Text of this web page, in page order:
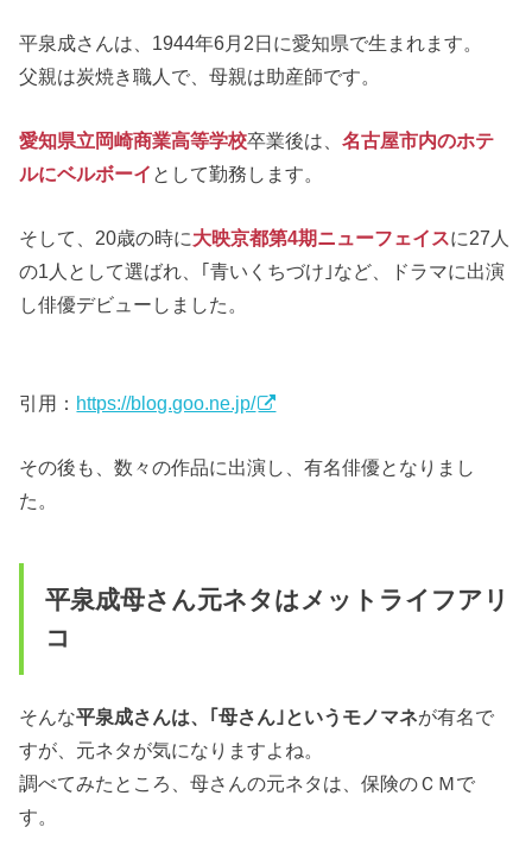
平泉成さんは、1944年6月2日に愛知県で生まれます。
父親は炭焼き職人で、母親は助産師です。
愛知県立岡崎商業高等学校卒業後は、名古屋市内のホテ
ルにベルボーイ として勤務します。
そして、20歳の時に大映京都第4期ニューフェイスに27人
の1人として選ばれ、｢青いくちづけ｣など、ドラマに出演
し俳優デビューしました。
引用： https://blog.goo.ne.jp/
その後も、数々の作品に出演し、有名俳優となりまし
た。
平泉成母さん元ネタはメットライフアリ
コ
そんな平泉成さんは、｢母さん｣というモノマネが有名で
すが、元ネタが気になりますよね。
調べてみたところ、母さんの元ネタは、保険のＣＭで
す。